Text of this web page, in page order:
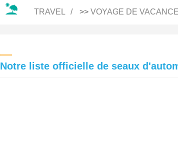
TRAVEL >> VOYAGE DE
Notre liste officielle de seaux